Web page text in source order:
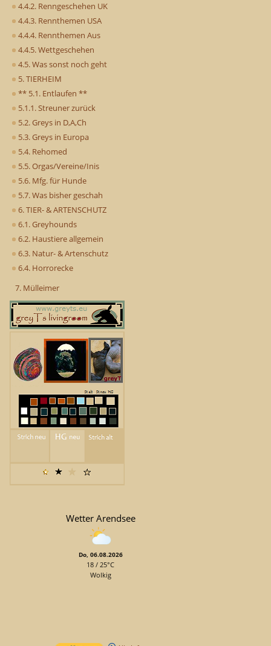
4.4.2. Renngeschehen UK
4.4.3. Rennthemen USA
4.4.4. Rennthemen Aus
4.4.5. Wettgeschehen
4.5. Was sonst noch geht
5. TIERHEIM
** 5.1. Entlaufen **
5.1.1. Streuner zurück
5.2. Greys in D,A,Ch
5.3. Greys in Europa
5.4. Rehomed
5.5. Orgas/Vereine/Inis
5.6. Mfg. für Hunde
5.7. Was bisher geschah
6. TIER- & ARTENSCHUTZ
6.1. Greyhounds
6.2. Haustiere allgemein
6.3. Natur- & Artenschutz
6.4. Horrorecke
7. Mülleimer
Wetter Arendsee
Do, 06.08.2026
18 / 25°C
Wolkig